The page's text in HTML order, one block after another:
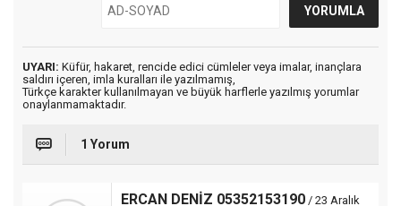
UYARI: Küfür, hakaret, rencide edici cümleler veya imalar, inançlara
saldırı içeren, imla kuralları ile yazılmamış,
Türkçe karakter kullanılmayan ve büyük harflerle yazılmış yorumlar
onaylanmamaktadır.
1 Yorum
ERCAN DENİZ 05352153190 / 23 Aralık